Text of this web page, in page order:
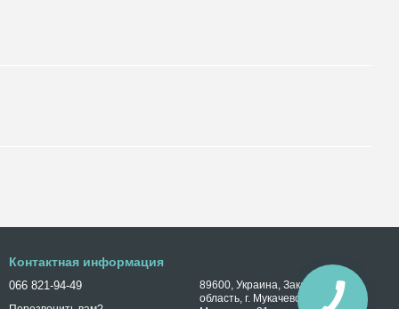
Контактная информация
066 821-94-49
89600, Украина, Закарпатская
область, г. Мукачево, ул. Ивана